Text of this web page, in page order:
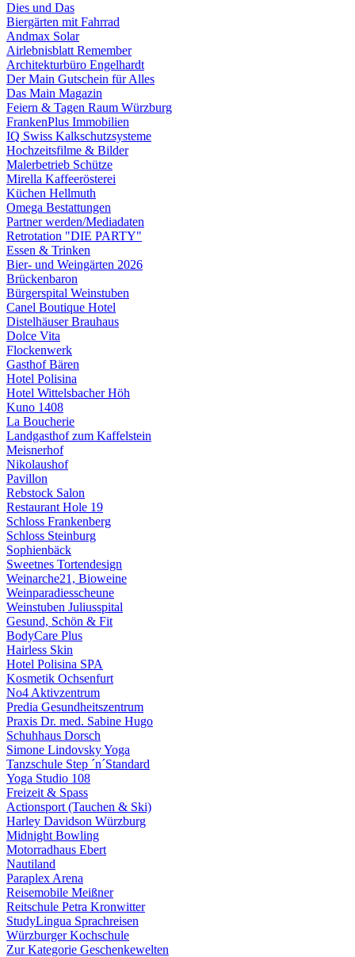
Dies und Das
Biergärten mit Fahrrad
Andmax Solar
Airlebnisblatt Remember
Architekturbüro Engelhardt
Der Main Gutschein für Alles
Das Main Magazin
Feiern & Tagen Raum Würzburg
FrankenPlus Immobilien
IQ Swiss Kalkschutzsysteme
Hochzeitsfilme & Bilder
Malerbetrieb Schütze
Mirella Kaffeerösterei
Küchen Hellmuth
Omega Bestattungen
Partner werden/Mediadaten
Retrotation "DIE PARTY"
Essen & Trinken
Bier- und Weingärten 2026
Brückenbaron
Bürgerspital Weinstuben
Canel Boutique Hotel
Distelhäuser Brauhaus
Dolce Vita
Flockenwerk
Gasthof Bären
Hotel Polisina
Hotel Wittelsbacher Höh
Kuno 1408
La Boucherie
Landgasthof zum Kaffelstein
Meisnerhof
Nikolaushof
Pavillon
Rebstock Salon
Restaurant Hole 19
Schloss Frankenberg
Schloss Steinburg
Sophienbäck
Sweetnes Tortendesign
Weinarche21, Bioweine
Weinparadiesscheune
Weinstuben Juliusspital
Gesund, Schön & Fit
BodyCare Plus
Hairless Skin
Hotel Polisina SPA
Kosmetik Ochsenfurt
No4 Aktivzentrum
Predia Gesundheitszentrum
Praxis Dr. med. Sabine Hugo
Schuhhaus Dorsch
Simone Lindovsky Yoga
Tanzschule Step ´n´Standard
Yoga Studio 108
Freizeit & Spass
Actionsport (Tauchen & Ski)
Harley Davidson Würzburg
Midnight Bowling
Motorradhaus Ebert
Nautiland
Paraplex Arena
Reisemobile Meißner
Reitschule Petra Kronwitter
StudyLingua Sprachreisen
Würzburger Kochschule
Zur Kategorie Geschenkewelten